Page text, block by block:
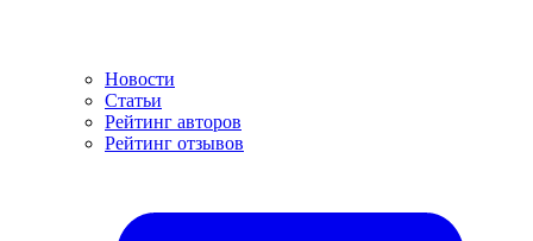
Новости
Статьи
Рейтинг авторов
Рейтинг отзывов